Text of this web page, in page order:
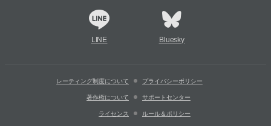
LINE Bluesky
レーティング制度について プライバシーポリシー
著作権について サポートセンター
ライセンス ルール＆ポリシー